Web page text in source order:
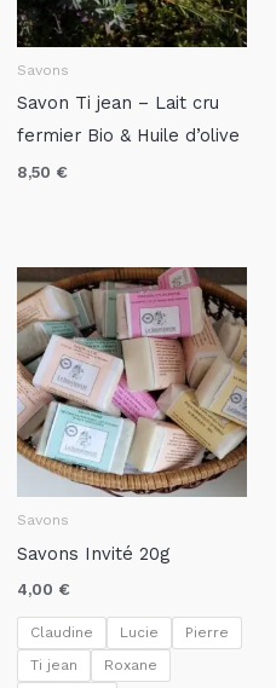
Savons
Savon Ti jean – Lait cru
fermier Bio & Huile d’olive
8,50 €
Savons
Savons Invité 20g
4,00 €
Claudine Lucie
Pierre
Ti jean
Roxane